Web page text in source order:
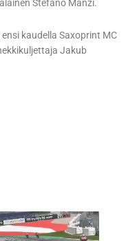
Stefano Manzi.
kaudella Saxoprint MC
Jakub